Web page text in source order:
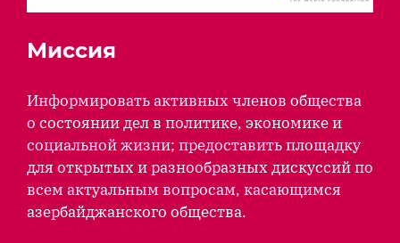
Миссия
Информировать активных членов общества
о состоянии дел в политике, экономике и
социальной жизни; предоставить площадку
для открытых и разнообразных дискуссий по
всем актуальным вопросам, касающимся
азербайджанского общества.